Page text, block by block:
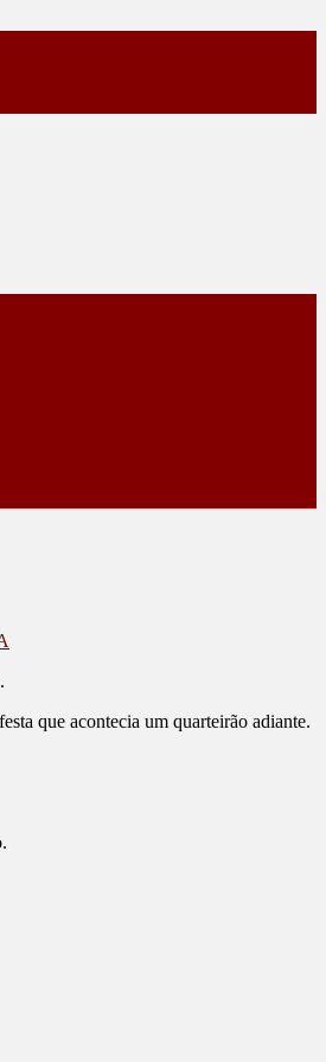
que acontecia um quarteirão adiante.